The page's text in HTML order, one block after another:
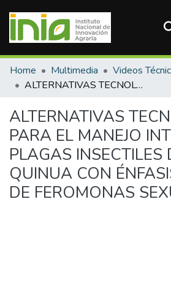
Communities & Collections
All of DSpace
Home Multimedia
Videos
ALTERNATIVAS TECNOLÓGICAS PARA EL MANEJO INTEGRADO DE PLAGAS INSECTILES DE LA QUINUA CON ÉNFASIS EN EL USO DE FEROMONAS SEXUALES
ALTERNATIVAS
PARA EL MANEJO
PLAGAS INSECTILES
QUINUA CON
DE FEROMONAS